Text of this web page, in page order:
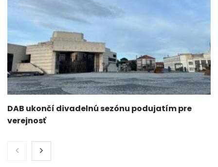
DAB ukončí divadelnú sezónu podujatím pre
verejnosť